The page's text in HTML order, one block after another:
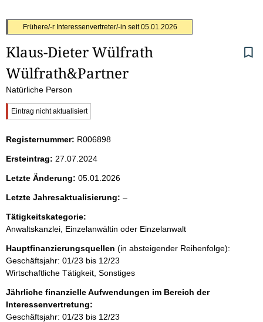
S
e
i
t
n
i
n
h
a
l
t
Frühere/-r Interessenvertreter/-in seit 05.01.2026
Klaus-Dieter Wülfrath
Wülfrath&Partner
Natürliche Person
W
i
h
i
r
i
n
e
i
s
Eintrag nicht aktualisiert
Registernummer: R006898
Ersteintrag: 27.07.2024
Letzte Änderung: 05.01.2026
Letzte Jahresaktualisierung: –l
r
Tätigkeitskategorie:
Anwaltskanzlei, Einzelanwältin oder Einzelanwalt
Hauptfinanzierungsquellen (in absteigender Reihenfolge):
Geschäftsjahr: 01/23 bis 12/23
Wirtschaftliche Tätigkeit, Sonstiges
Jährliche finanzielle Aufwendungen im Bereich der
Interessenvertretung:
Geschäftsjahr: 01/23 bis 12/23